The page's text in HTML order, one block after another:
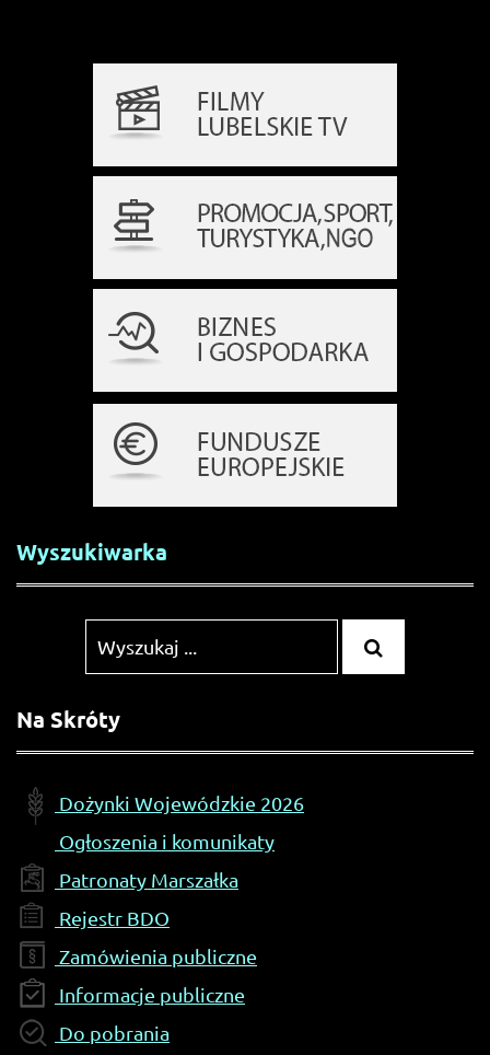
Wyszukiwarka
Wyszukiwanie
Na Skróty
Dożynki Wojewódzkie 2026
Ogłoszenia i komunikaty
Patronaty Marszałka
Rejestr BDO
Zamówienia publiczne
Informacje publiczne
Do pobrania